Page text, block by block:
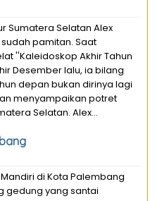
Sumatera Selatan Alex
pamitan. Saat
''Kaleidoskop Akhir Tahun
Desember lalu, ia bilang
depan bukan dirinya lagi
menyampaikan potret
Selatan. Alex...
di Kota Palembang
gedung yang santai